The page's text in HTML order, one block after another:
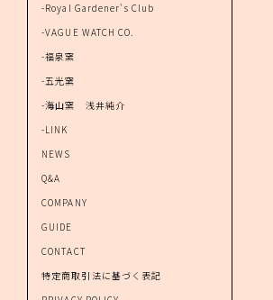
-Royal Gardener's Club
-VAGUE WATCH CO.
-福泉窯
-五光窯
-海山窯 浅井純介
-LINK
NEWS
Q&A
COMPANY
GUIDE
CONTACT
特定商取引法に基づく表記